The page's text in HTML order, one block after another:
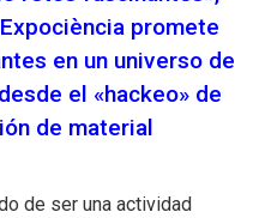
promete
en un universo de
el «hackeo» de
de material
de ser una actividad